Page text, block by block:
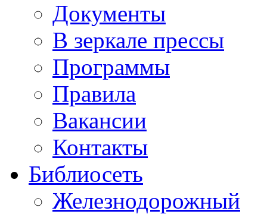
Документы
В зеркале прессы
Программы
Правила
Вакансии
Контакты
Библиосеть
Железнодорожный